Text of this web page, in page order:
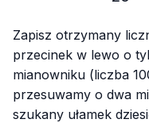
Zapisz otrzymany
przecinek w lewo o
mianowniku (liczba
przesuwamy o dwa
szukany ułamek